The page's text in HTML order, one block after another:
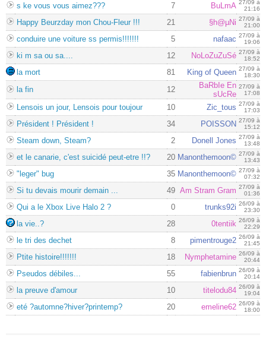
s ke vous vous aimez??? 7 BuLmA 27/09 à
21:16
Happy Beurzday mon Chou-Fleur !!! 21 §h@µNi 27/09 à
21:00
conduire une voiture ss permis!!!!!!! 5 nafaac 27/09 à
19:06
ki m sa ou sa.... 12 NoLoZuZuSé 27/09 à
18:52
la mort 81 King of Queen 27/09 à
18:30
la fin 12
BaRbIe En
sUcRe
27/09 à
17:08
Lensois un jour, Lensois pour toujour 10 Zic_tous 27/09 à
17:03
Président ! Président ! 34 POISSON 27/09 à
15:12
Steam down, Steam? 2 Donell Jones 27/09 à
13:48
et le canarie, c'est suicidé peut-etre !!? 20 Manonthemoon© 27/09 à
13:43
"leger" bug 35 Manonthemoon© 27/09 à
07:32
Si tu devais mourir demain ... 49 Am Stram Gram 27/09 à
01:36
Qui a le Xbox Live Halo 2 ? 0 trunks92i 26/09 à
23:30
la vie..? 28 0tentiik 26/09 à
22:29
le tri des dechet 8 pimentrouge2 26/09 à
21:45
Ptite histoire!!!!!!! 18 Nymphetamine 26/09 à
20:44
Pseudos débiles... 55 fabienbrun 26/09 à
20:14
la preuve d'amour 10 titelodu84 26/09 à
19:04
eté ?automne?hiver?printemp? 20 emeline62 26/09 à
18:00